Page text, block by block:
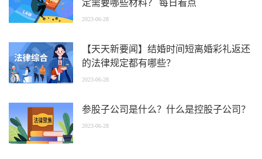
定需要哪些材料？ 每日看点
2023-06-28
【天天新要闻】结婚时间短离婚彩礼返还
的法律规定都有哪些？
2023-06-28
参股子公司是什么？什么是控股子公司？
2023-06-28